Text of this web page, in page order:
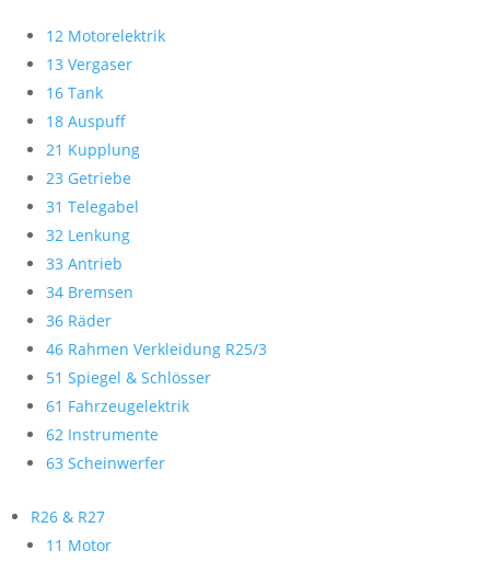
12 Motorelektrik
13 Vergaser
16 Tank
18 Auspuff
21 Kupplung
23 Getriebe
31 Telegabel
32 Lenkung
33 Antrieb
34 Bremsen
36 Räder
46 Rahmen Verkleidung R25/3
51 Spiegel & Schlösser
61 Fahrzeugelektrik
62 Instrumente
63 Scheinwerfer
R26 & R27
11 Motor